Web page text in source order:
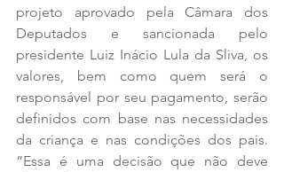
projeto aprovado pela Câmara dos
Deputados e sancionada pelo
presidente Luiz Inácio Lula da Sliva, os
valores, bem como quem será o
responsável por seu pagamento, serão
definidos com base nas necessidades
da criança e nas condições dos pais.
“Essa é uma decisão que não deve